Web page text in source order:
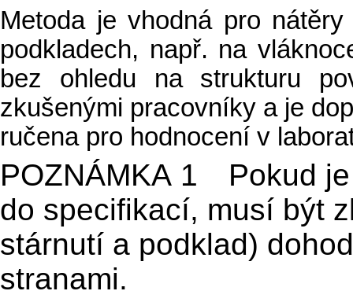
Metoda je vhodná pro
podkladech, např. na
bez ohledu na strukturu
zkušenými pracovníky a je
ručena pro hodnocení v
POZNÁMKA 1 Pokud
do specifikací, musí být
stárnutí a podklad)
stranami.